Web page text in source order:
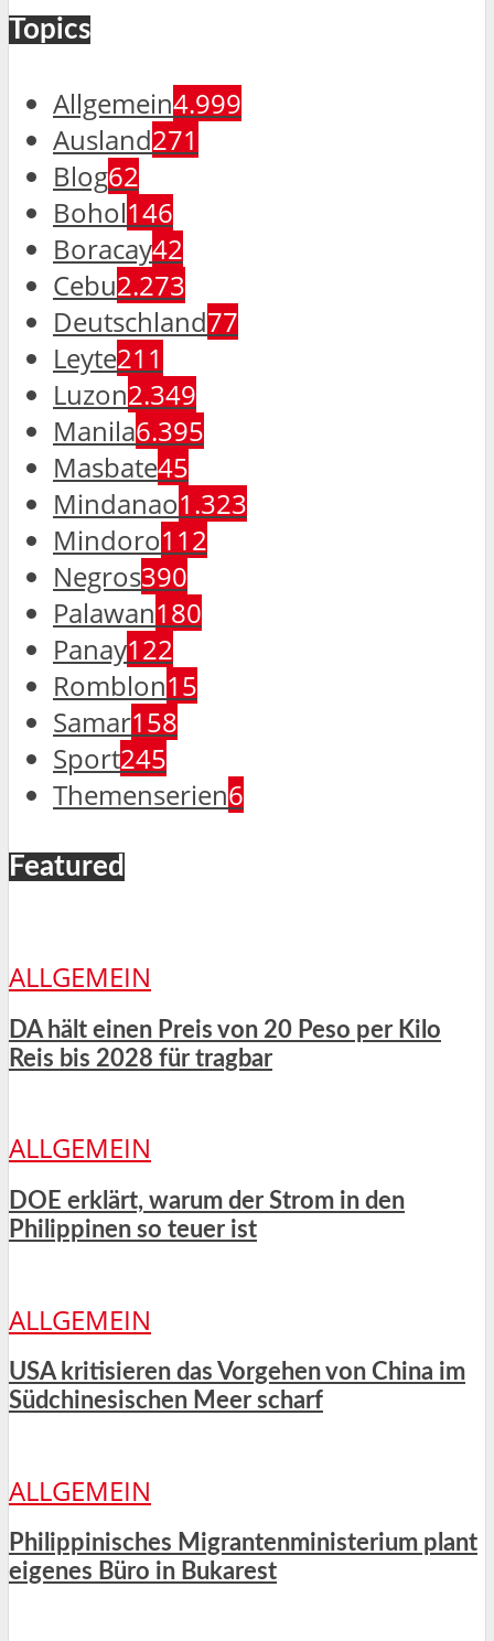
Topics
Allgemein4.999
Ausland271
Blog62
Bohol146
Boracay42
Cebu2.273
Deutschland77
Leyte211
Luzon2.349
Manila6.395
Masbate45
Mindanao1.323
Mindoro112
Negros390
Palawan180
Panay122
Romblon15
Samar158
Sport245
Themenserien6
Featured
ALLGEMEIN
DA hält einen Preis von 20 Peso per Kilo
Reis bis 2028 für tragbar
ALLGEMEIN
DOE erklärt, warum der Strom in den
Philippinen so teuer ist
ALLGEMEIN
USA kritisieren das Vorgehen von China im
Südchinesischen Meer scharf
ALLGEMEIN
Philippinisches Migrantenministerium plant
eigenes Büro in Bukarest